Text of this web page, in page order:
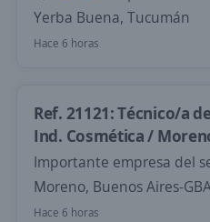
Yerba Buena, Tucumán
Hace 6 horas
Ref. 21121: Técnico/a
Ind. Cosmética /
Importante empresa del
Moreno, Buenos Aires-
Hace 6 horas